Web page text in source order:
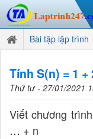
Bài tập lập trình
Tính S(n) = 1
Thứ tư - 27/01/2021
Viết chương
… + n